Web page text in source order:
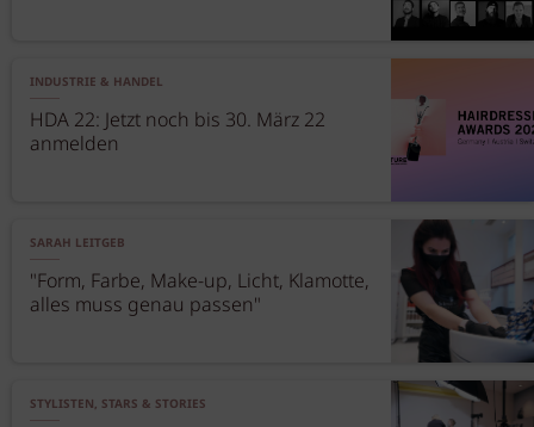
INDUSTRIE & HANDEL
HDA 22: Jetzt noch bis 30. März 22
anmelden
SARAH LEITGEB
"Form, Farbe, Make-up, Licht, Klamotte,
alles muss genau passen"
STYLISTEN, STARS & STORIES